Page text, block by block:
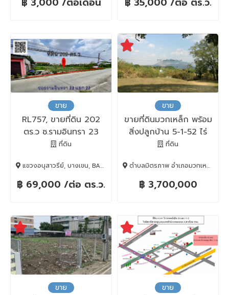
ขาย
RL757, ขายที่ดิน 202
ตร.ว ซ.รามอินทรา 23
แยก 22
ที่ดิน
แขวงอนุสาวรีย์, บางเขน, BANGKOK , 10220
฿ 69,000 /ต่อ ตร.ว.
ขาย
ขายที่ดินมวกเหล็ก พร้อม
สิ่งปลูกบ้าน 5-1-52 ไร่
ใกล้สนามกอล์ฟเซอร์เจมส์
ที่ดิน
ตำบลมิตรภาพ อำเภอมวกเหล็ก สระบุรี, มวกเหล็ก, Saraburi, 18180
฿ 3,700,000
ขาย ขาย